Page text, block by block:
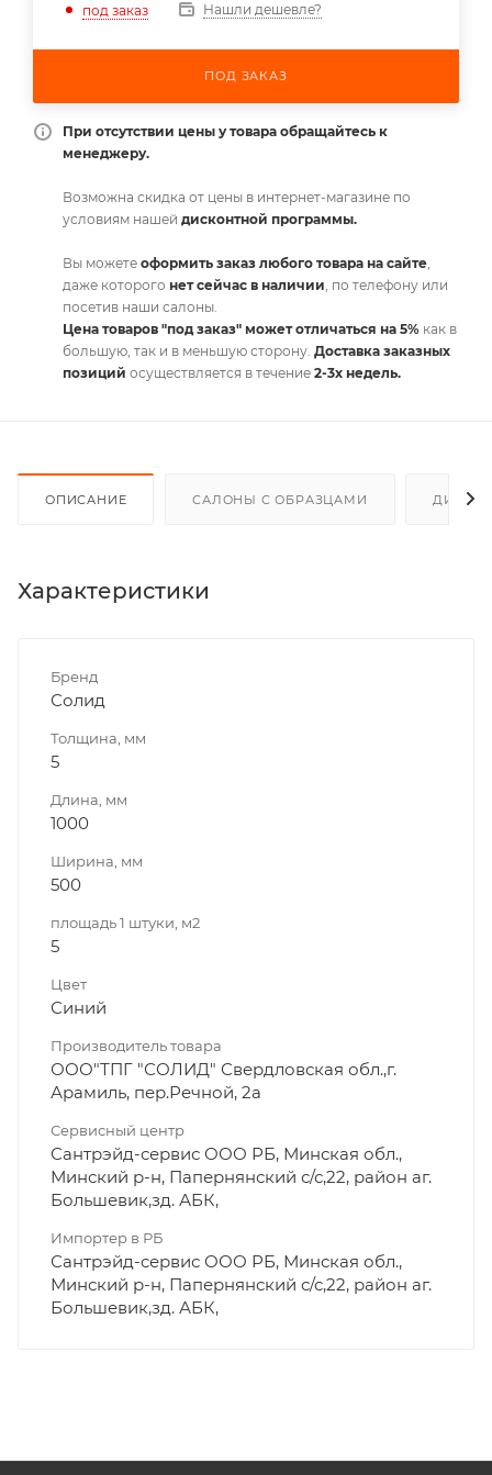
под заказ Нашли дешевле?
ПОД ЗАКАЗ
При отсутствии цены у товара обращайтесь к
менеджеру.
Возможна скидка от цены в интернет-магазине по
условиям нашей дисконтной программы.
Вы можете оформить заказ любого товара на сайте,
даже которого нет сейчас в наличии, по телефону или
посетив наши салоны.
Цена товаров "под заказ" может отличаться на 5% как в
большую, так и в меньшую сторону. Доставка заказных
позиций осуществляется в течение 2-3х недель.
ОПИСАНИЕ САЛОНЫ С ОБРАЗЦАМИ
Характеристики
Бренд
Солид
Толщина, мм
5
Длина, мм
1000
Ширина, мм
500
площадь 1 штуки, м2
5
Цвет
Синий
Производитель товара
ООО"ТПГ "СОЛИД" Свердловская обл.,г.
Арамиль, пер.Речной, 2а
Сервисный центр
Сантрэйд-сервис ООО РБ, Минская обл.,
Минский р-н, Папернянский с/с,22, район аг.
Большевик,зд. АБК,
Импортер в РБ
Сантрэйд-сервис ООО РБ, Минская обл.,
Минский р-н, Папернянский с/с,22, район аг.
Большевик,зд. АБК,